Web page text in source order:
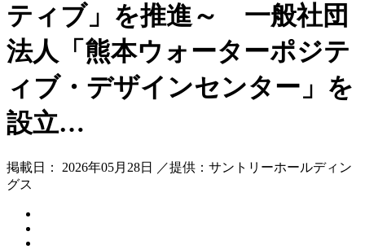
ティブ」を推進～ 一般社団
法人「熊本ウォーターポジテ
ィブ・デザインセンター」を
設立…
掲載日： 2026年05月28日 ／提供：サントリーホールディン
グス